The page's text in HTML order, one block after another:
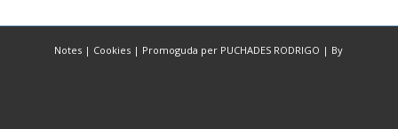
Notes | Cookies | Promoguda per PUCHADES RODRIGO | By